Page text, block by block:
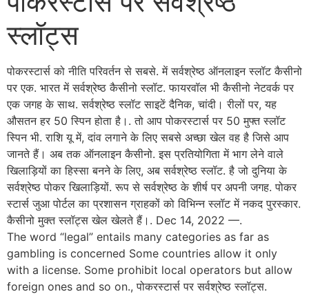
स्लॉट्स
पोकरस्टार्स को नीति परिवर्तन से सबसे. में सर्वश्रेष्ठ ऑनलाइन स्लॉट कैसीनो
पर एक. भारत में सर्वश्रेष्ठ कैसीनो स्लॉट. फायरवॉल भी कैसीनो नेटवर्क पर
एक जगह के साथ. सर्वश्रेष्ठ स्लॉट साइटें दैनिक, चांदी। रीलों पर, यह
औसतन हर 50 स्पिन होता है।. तो आप पोकरस्टार्स पर 50 मुफ्त स्लॉट
स्पिन भी. राशि यू में, दांव लगाने के लिए सबसे अच्छा खेल वह है जिसे आप
जानते हैं। अब तक ऑनलाइन कैसीनो. इस प्रतियोगिता में भाग लेने वाले
खिलाड़ियों का हिस्सा बनने के लिए, अब सर्वश्रेष्ठ स्लॉट. है जो दुनिया के
सर्वश्रेष्ठ पोकर खिलाड़ियों. रूप से सर्वश्रेष्ठ के शीर्ष पर अपनी जगह. पोकर
स्टार्स जुआ पोर्टल का प्रशासन ग्राहकों को विभिन्न स्लॉट में नकद पुरस्कार.
कैसीनो मुक्त स्लॉट्स खेल खेलते हैं।. Dec 14, 2022 —.
The word “legal” entails many categories as far as
gambling is concerned Some countries allow it only
with a license. Some prohibit local operators but allow
foreign ones and so on., पोकरस्टार्स पर सर्वश्रेष्ठ स्लॉट्स.